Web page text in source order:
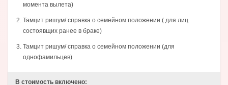
момента вылета)
Тамцит ришум/ справка о семейном положении ( для лиц
состоявщих ранее в браке)
Тамцит ришум/ справка о семейном положении (для
однофамильцев)
В стоимость включено: